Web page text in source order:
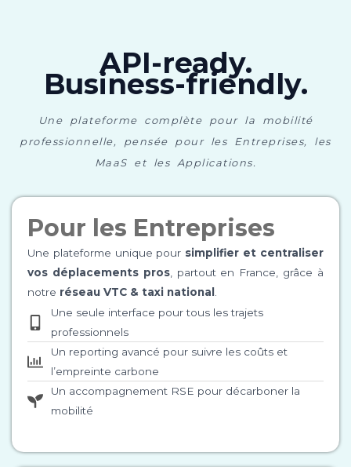
API-ready.
Business-friendly.
Une plateforme complète pour la mobilité
professionnelle, pensée pour les Entreprises, les
MaaS et les Applications.
Pour les Entreprises
Une plateforme unique pour simplifier et centraliser
vos déplacements pros, partout en France, grâce à
notre réseau VTC & taxi national
Une seule interface pour tous les trajets
professionnels
Un reporting avancé pour suivre les coûts et
l’empreinte carbone
Un accompagnement RSE pour décarboner la
mobilité